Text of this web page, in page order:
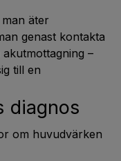
äter
genast kontakta
–
till en
diagnos
om huvudvärken